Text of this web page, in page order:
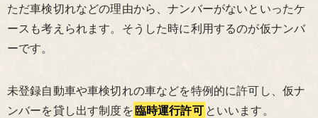
ただ車検切れなどの理由から、ナンバーがないといったケ
ースも考えられます。そうした時に利用するのが仮ナンバ
ーです。
未登録自動車や車検切れの車などを特例的に許可し、仮ナ
ンバーを貸し出す制度を臨時運行許可 といいます。